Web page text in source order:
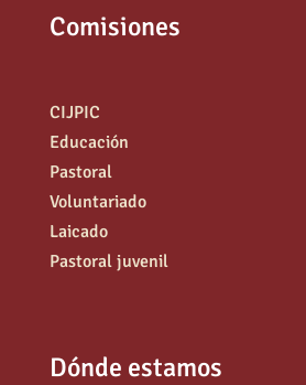
Comisiones
CIJPIC
Educación
Pastoral
Voluntariado
Laicado
Pastoral juvenil
Dónde estamos